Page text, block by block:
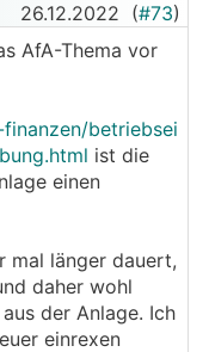
26.12.2022 (#73)
AfA-Thema vor
betriebsei
ist die
einen
mal länger dauert,
daher wohl
der Anlage. Ich
einrexen